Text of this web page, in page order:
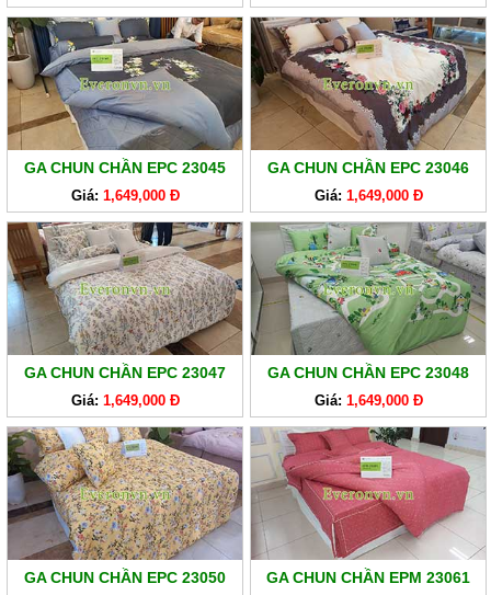
GIẢM
GIÁ
CHĂN
GA
EVERONLITE
SẢN
PHẨM
HÀNG
LẺ
SẢN
PHẨM
KHÁC
GA CHUN CHẦN EPC 23045
Giá: 1,649,000 Đ
GA CHUN CHẦN EPC 23046
Giá: 1,649,000 Đ
GA CHUN CHẦN EPC 23047
Giá: 1,649,000 Đ
GA CHUN CHẦN EPC 23048
Giá: 1,649,000 Đ
GA CHUN CHẦN EPC 23050 GA CHUN CHẦN EPM 23061